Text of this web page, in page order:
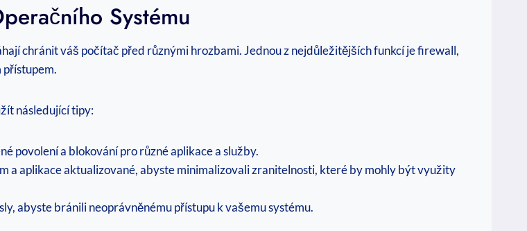
Systému
chránit váš počítač před různými hrozbami. Jednou z nejdůležitějších funkcí je firewall,
následující tipy:
povolení a blokování pro různé aplikace a služby.
a aplikace aktualizované, abyste minimalizovali zranitelnosti, které by mohly být využity
abyste bránili neoprávněnému přístupu k vašemu systému.